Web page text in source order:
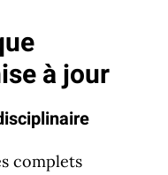
à jour
complets